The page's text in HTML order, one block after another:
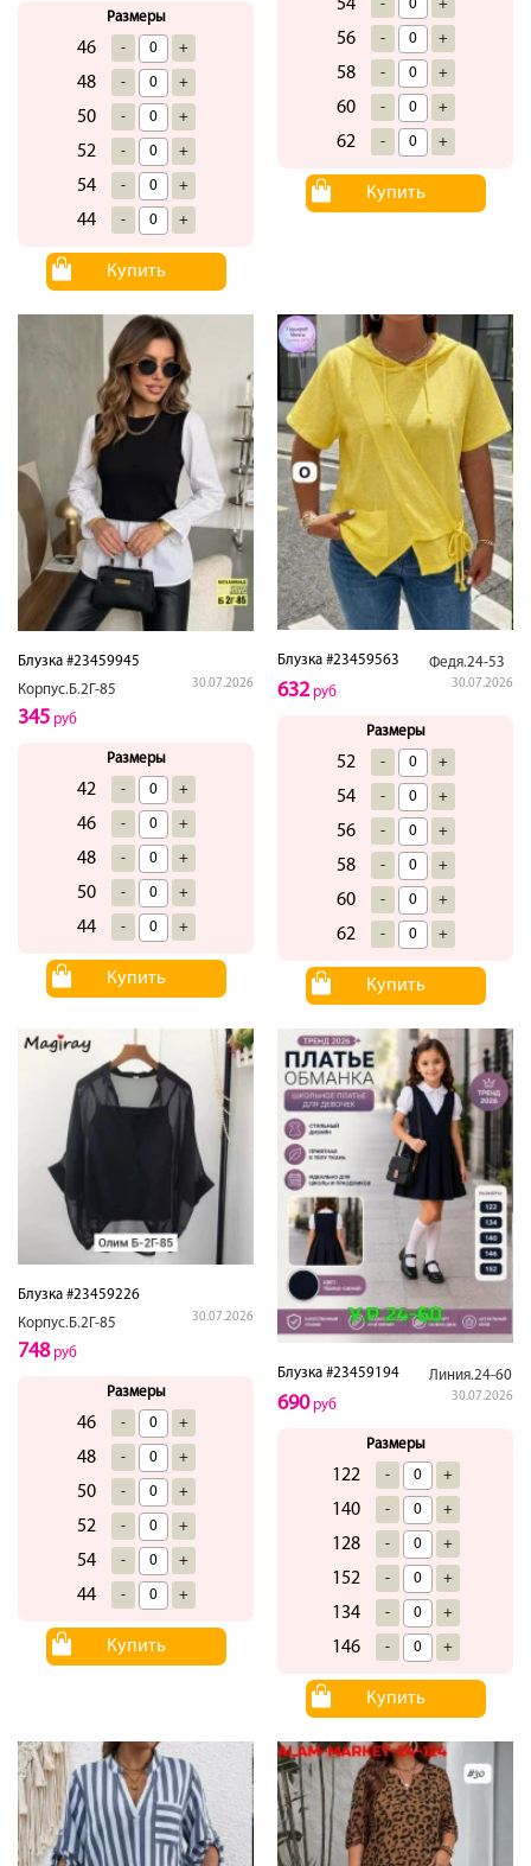
Размеры
46 - +
48 - +
50 - +
52 - +
54 - +
44 - +
Купить
54 - +
56 - +
58 - +
60 - +
62 - +
Купить
Блузка #23459945
Корпус.Б.2Г-85
30.07.2026
345 руб
Размеры
42 - +
46 - +
48 - +
50 - +
44 - +
Купить
Блузка #23459563 Федя.24-53
30.07.2026
632руб
Размеры
52 - +
54 - +
56 - +
58 - +
60 - +
62 - +
Купить
Блузка #23459226
Корпус.Б.2Г-85
30.07.2026
748руб
Размеры
46 - +
48 - +
50 - +
52 - +
54 - +
44 - +
Купить
Блузка #23459194 Линия.24-60
30.07.2026
690руб
Размеры
122 - +
140 - +
128 - +
152 - +
134 - +
146 - +
Купить